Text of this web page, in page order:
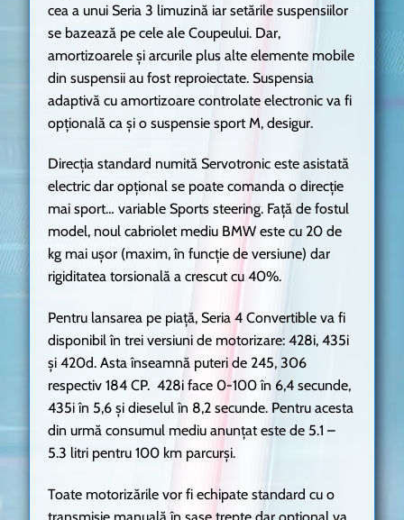
cea a unui Seria 3 limuzină iar setările suspensiilor
se bazează pe cele ale Coupeului. Dar,
amortizoarele și arcurile plus alte elemente mobile
din suspensii au fost reproiectate. Suspensia
adaptivă cu amortizoare controlate electronic va fi
opțională ca și o suspensie sport M, desigur.
Direcția standard numită Servotronic este asistată
electric dar opțional se poate comanda o direcție
mai sport… variable Sports steering. Față de fostul
model, noul cabriolet mediu BMW este cu 20 de
kg mai ușor (maxim, în funcție de versiune) dar
rigiditatea torsională a crescut cu 40%.
Pentru lansarea pe piață, Seria 4 Convertible va fi
disponibil în trei versiuni de motorizare: 428i, 435i
și 420d. Asta înseamnă puteri de 245, 306
respectiv 184 CP. 428i face 0-100 în 6,4 secunde,
435i în 5,6 și dieselul în 8,2 secunde. Pentru acesta
din urmă consumul mediu anunțat este de 5.1 –
5.3 litri pentru 100 km parcurși.
Toate motorizările vor fi echipate standard cu o